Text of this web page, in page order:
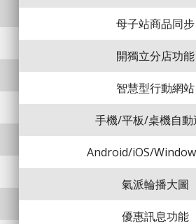
母子站商品同步
開獨立分店功能
智慧型行動網站
手機/平板/桌機自動
Android/iOS/
氣派輪播大圖
優惠訊息功能